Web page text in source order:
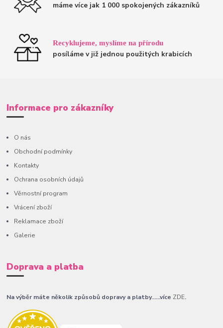
máme více jak 1 000 spokojených zákazníků
Recyklujeme, myslíme na přírodu
posíláme v již jednou použitých krabicích
Informace pro zákazníky
O nás
Obchodní podmínky
Kontakty
Ochrana osobních údajů
Věrnostní program
Vrácení zboží
Reklamace zboží
Galerie
Doprava a platba
Na výběr máte několik způsobů dopravy a platby......více ZDE.